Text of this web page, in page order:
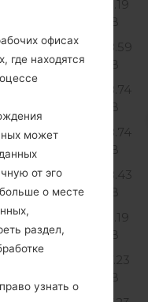
135.19
MiB
Unknown
138.59
MiB
138.74
MiB
Unknown
138.74
MiB
138.43
MiB
Unknown
135.19
MiB
137.23
MiB
офисах
где находятся
может
от эго
о месте
раздел,
узнать о